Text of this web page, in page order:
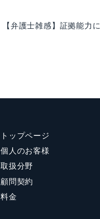
【弁護士雑感】証拠能力
トップページ
個人のお客様
取扱分野
顧問契約
料金